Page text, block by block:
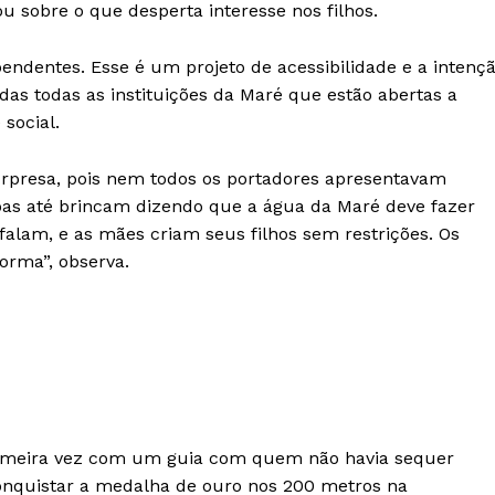
sobre o que desperta interesse nos filhos.
Esse é um projeto de acessibilidade e a
todas as instituições da Maré que estão abertas a
social.
pois nem todos os portadores apresentavam
até brincam dizendo que a água da Maré deve fazer
e as mães criam seus filhos sem restrições. Os
observa.
vez com um guia com quem não havia sequer
a medalha de ouro nos 200 metros na